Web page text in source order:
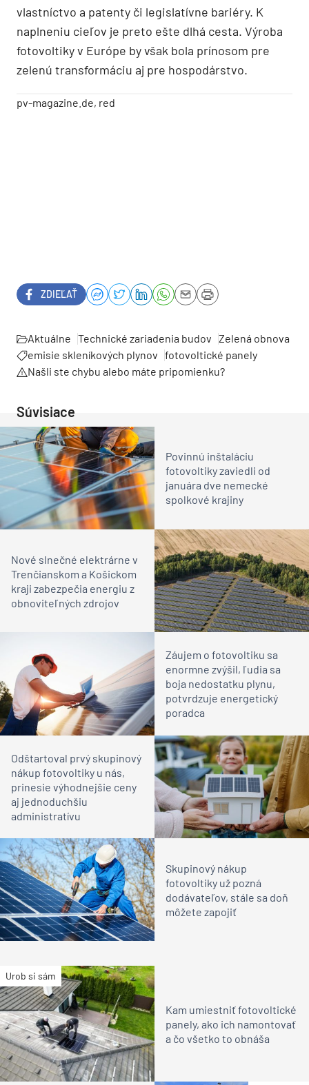
vlastníctvo a patenty či legislatívne bariéry. K
naplneniu cieľov je preto ešte dlhá cesta. Výroba
fotovoltiky v Európe by však bola prínosom pre
zelenú transformáciu aj pre hospodárstvo.
pv-magazine.de, red
ZDIEĽAŤ
Aktuálne Technické zariadenia budov Zelená obnova
emisie skleníkových plynov fotovoltické panely
Našli ste chybu alebo máte pripomienku?
Súvisiace
Povinnú inštaláciu
fotovoltiky zaviedli od
januára dve nemecké
spolkové krajiny
Nové slnečné elektrárne v
Trenčianskom a Košickom
kraji zabezpečia energiu z
obnoviteľných zdrojov
Záujem o fotovoltiku sa
enormne zvýšil, ľudia sa
boja nedostatku plynu,
potvrdzuje energetický
poradca
Odštartoval prvý skupinový
nákup fotovoltiky u nás,
prinesie výhodnejšie ceny
aj jednoduchšiu
administratívu
Skupinový nákup
fotovoltiky už pozná
dodávateľov, stále sa doň
môžete zapojiť
Urob si sám
Kam umiestniť fotovoltické
panely, ako ich namontovať
a čo všetko to obnáša